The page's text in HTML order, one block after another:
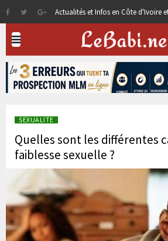
Actualités et Infos en Côte d'Ivoire
SEXUALITE
Quelles sont les différentes
faiblesse sexuelle ?